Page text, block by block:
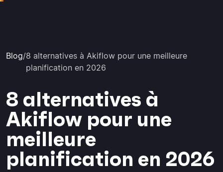
Blog/8 alternatives à Akiflow pour une meilleure
planification en 2026
8 alternatives à
Akiflow pour une
meilleure
planification en 2026